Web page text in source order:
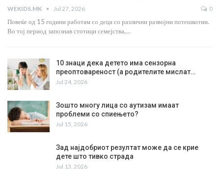
WEKIDS.MK Jul 27, 2026 0
Повеќе од 15 години работам со деца со различни развојни потешкотии.
Во тој период запознав стотици семејства,…
10 знаци дека детето има сензорна
преоптовареност (а родителите мислат…
Jul 24, 2026
Зошто многу лица со аутизам имаат
проблеми со спиењето?
Jul 15, 2026
Зад најдобриот резултат може да се крие
дете што тивко страда
Jul 13, 2026